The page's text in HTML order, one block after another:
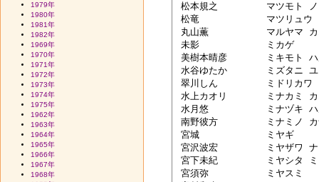
松本規之　	マツモト ノリユキ
松竜　　　	マツリュウ
丸山薫　　	マルヤマ カオル
未影　　　	ミカゲ
美樹本晴彦	ミキモト ハルヒコ
水谷ゆたか	ミズタニ ユタカ
翠川しん　	ミドリカワ シン
水上カオリ	ミナカミ カオリ
水月悠　　	ミナヅキ ハルカ
南野彼方　	ミナミノ カナタ
宮城　　　	ミヤギ
宮沢波宏　	ミヤザワ ナミヒロ
宮下未紀　	ミヤシタ ミキ
宮須弥　　	ミヤスミ
1979年
1980年
1981年
1982年
1969年
1970年
1971年
1972年
1973年
1974年
1975年
1962年
1963年
1964年
1965年
1966年
1967年
1968年